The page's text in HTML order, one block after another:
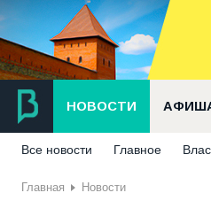
НОВОСТИ
Все новости Главное
Главная Новости